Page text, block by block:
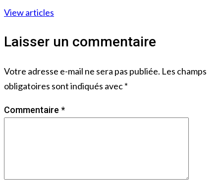
View articles
Laisser un commentaire
Votre adresse e-mail ne sera pas publiée. Les champs
obligatoires sont indiqués avec*
Commentaire *